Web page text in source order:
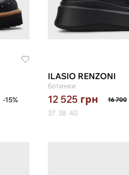
-15%
ILASIO RENZONI
ботинки
12 525 грн 16 700
37 38 40